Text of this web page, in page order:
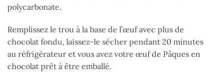
polycarbonate.
Remplissez le trou à la base de l’œuf avec plus de
chocolat fondu, laissez-le sécher pendant 20 minutes
au réfrigérateur et vous avez votre œuf de Pâques en
chocolat prêt à être emballé.